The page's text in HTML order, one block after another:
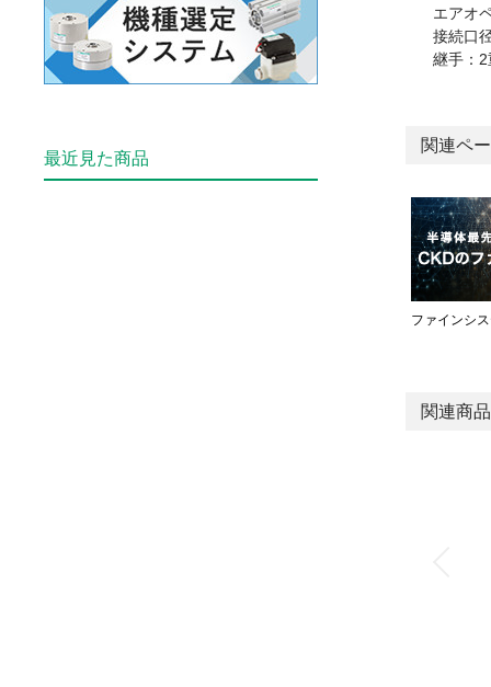
エアオ
接続口
継手：
関連ペ
ファインシ
関連商品
最近見た商品